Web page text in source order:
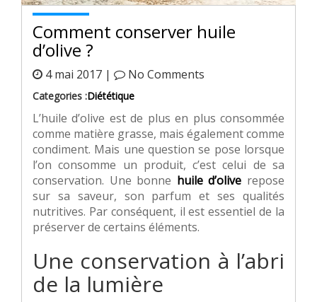
Comment conserver huile
d’olive ?
4 mai 2017 | No Comments
Categories :Diététique
L’huile d’olive est de plus en plus consommée
comme matière grasse, mais également comme
condiment. Mais une question se pose lorsque
l’on consomme un produit, c’est celui de sa
conservation. Une bonne huile d’olive repose
sur sa saveur, son parfum et ses qualités
nutritives. Par conséquent, il est essentiel de la
préserver de certains éléments.
Une conservation à l’abri
de la lumière